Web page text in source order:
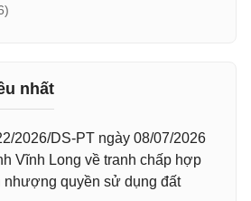
nhất
2026/DS-PT ngày 08/07/2026
Vĩnh Long về tranh chấp hợp
nhượng quyền sử dụng đất